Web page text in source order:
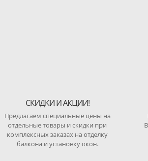
СКИДКИ И АКЦИИ!
Предлагаем специальные цены на
отдельные товары и скидки при
комплексных заказах на отделку
балкона и установку окон.